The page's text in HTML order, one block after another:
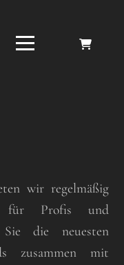
wir regelmäßig
für Profis und
Sie die neuesten
zusammen mit